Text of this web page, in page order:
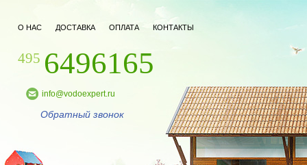
О НАС ДОСТАВКА ОПЛАТА КОНТАКТЫ
495 6496165
info@vodoexpert.ru
Обратный звонок